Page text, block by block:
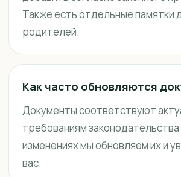
Также есть отдельные памятки
родителей.
Как часто обновляются
Документы соответствуют
требованиям
изменениях мы обновляем их и
вас.